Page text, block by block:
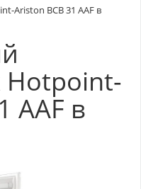
Ariston BCB 31 AAF в
Hotpoint-
AAF в